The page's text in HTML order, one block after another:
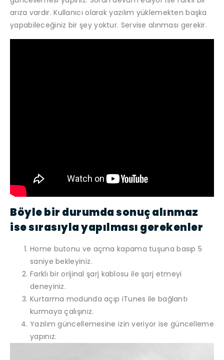
arıza vardır. Kullanıcı olarak yazılım yüklemekten başka
yapabileceğiniz bir şey yoktur. Servise alınması gerekir.
Böyle bir durumda sonuç alınmaz
ise sırasıyla yapılması gerekenler
Home butonu ve açma kapama tuşuna basıp 5
saniye bekleyiniz.
Farklı bir orijinal şarj kablosu ile şarj etmeyi
deneyiniz.
Kurtarma modunda açıp iTunes ile bağlantı
kurmaya çalışınız.
Yazılım güncellemesine izin veriyor ise güncelleme
yapınız.